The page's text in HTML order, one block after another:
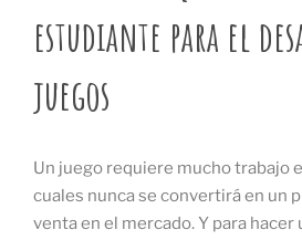
estudiante para el
juegos
Un juego requiere mucho trabajo
cuales nunca se convertirá en un
venta en el mercado. Y para hacer